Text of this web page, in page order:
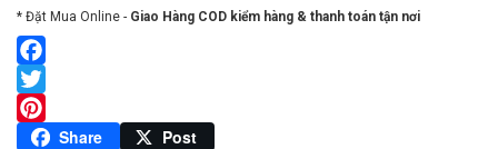
* Đặt Mua Online - Giao Hàng COD kiểm hàng & thanh toán tận nơi
Facebook
Twitter
Pinterest
Share Post